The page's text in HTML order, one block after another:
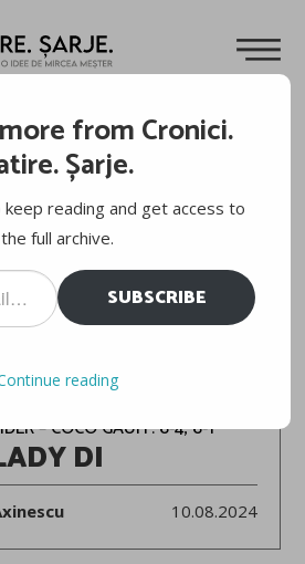
MONTREAL 2024
– COCO GAUFF: 6-4, 6-1
DI
10.08.2024
from Cronici.
Șarje.
reading and get access to
the full archive.
SUBSCRIBE
reading